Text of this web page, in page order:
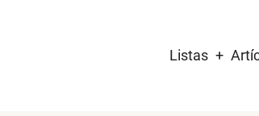
navigation
Listas